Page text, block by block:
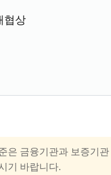
협상
은 금융기관과 보증기
기 바랍니다.